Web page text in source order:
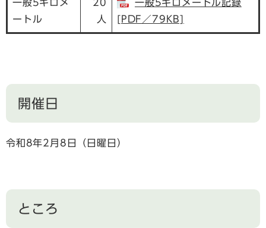
一般5キロメ
ートル
20
人
一般5キロメートル記録
[PDF／79KB]
開催日
令和8年2月8日（日曜日）
ところ